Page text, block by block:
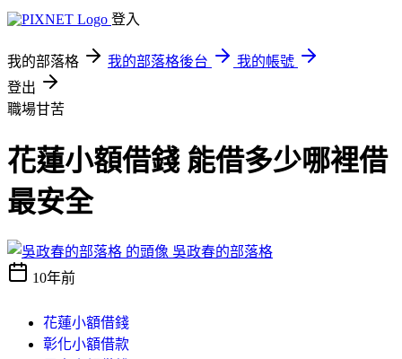
登入
我的部落格 我的部落格後台
我的帳號
登出
職場甘苦
花蓮小額借錢 能借多少哪裡借
最安全
吳政春的部落格
10年前
花蓮小額借錢
彰化小額借款